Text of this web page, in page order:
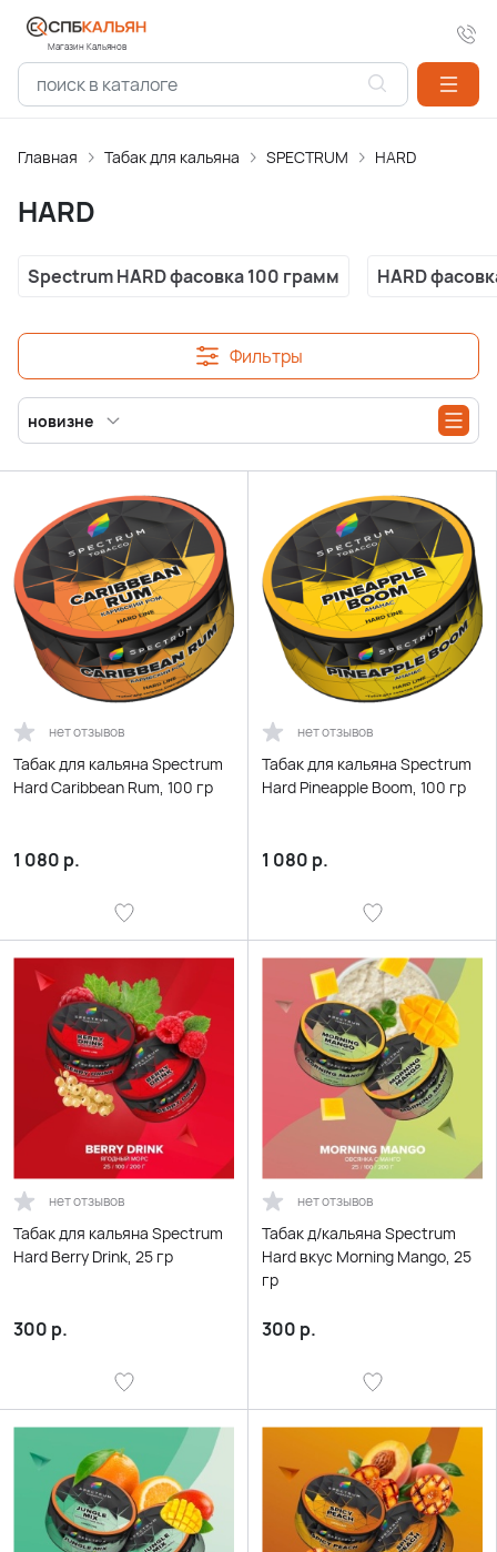
Магазин Кальянов
Главная Табак для кальяна SPECTRUM HARD
HARD
Spectrum HARD фасовка 100 грамм HARD
Фильтры
новизне
нет отзывов
Табак для кальяна Spectrum
Hard Caribbean Rum, 100 гр
1 080 р.
нет отзывов
Табак для кальяна Spectrum
Hard Pineapple Boom, 100 гр
1 080 р.
нет отзывов
Табак для кальяна Spectrum
Hard Berry Drink, 25 гр
300 р.
нет отзывов
Табак д/кальяна Spectrum
Hard вкус Morning Mango, 25
гр
300 р.